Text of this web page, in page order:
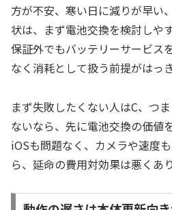
方が不安、寒い日に減りが早い
状は、まず電池交換を検討しや
保証外でもバッテリーサービス
なく消耗として扱う前提がはっ
まず失敗したくない人はC、つ
ないなら、先に電池交換の価値
iOSも問題なく、カメラや速度
ら、延命の費用対効果は悪くあ